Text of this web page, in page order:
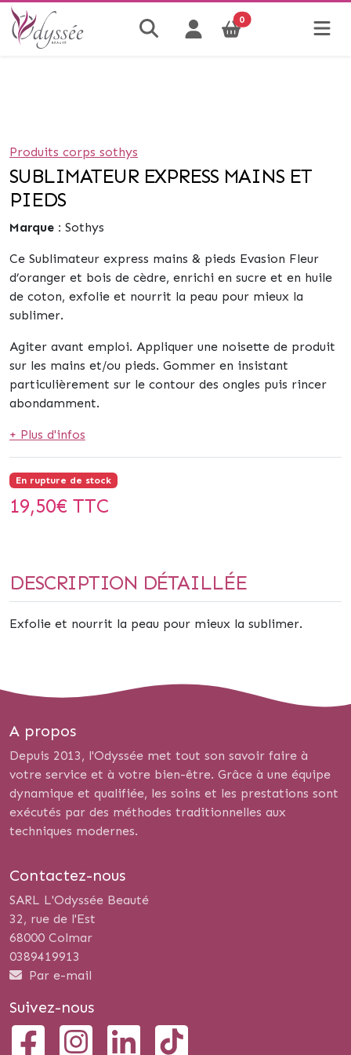
0
Produits corps sothys
SUBLIMATEUR EXPRESS MAINS ET
PIEDS
Marque : Sothys
Ce Sublimateur express mains & pieds Evasion Fleur
d’oranger et bois de cèdre, enrichi en sucre et en huile
de coton, exfolie et nourrit la peau pour mieux la
sublimer.
Agiter avant emploi. Appliquer une noisette de produit
sur les mains et/ou pieds. Gommer en insistant
particulièrement sur le contour des ongles puis rincer
abondamment.
+ Plus d'infos
En rupture de stock
19,50€ TTC
DESCRIPTION DÉTAILLÉE
Exfolie et nourrit la peau pour mieux la sublimer.
A propos
Depuis 2013, l'Odyssée met tout son savoir faire à
votre service et à votre bien-être. Grâce à une équipe
dynamique et qualifiée, les soins et les prestations sont
exécutés par des méthodes traditionnelles aux
techniques modernes.
Contactez-nous
SARL L'Odyssée Beauté
32, rue de l'Est
68000 Colmar
0389419913
Par e-mail
Suivez-nous